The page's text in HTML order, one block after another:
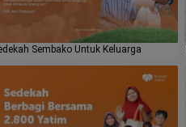
Sembako Untuk Keluarga